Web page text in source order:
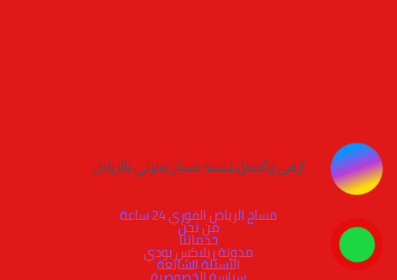
أرقى وأفضل جلسة مساج منزلي بالرياض
مساج الرياض الفوري 24 ساعة
من نحن
خدماتنا
مدونة ريلاكس بودي
الأسئلة الشائعة